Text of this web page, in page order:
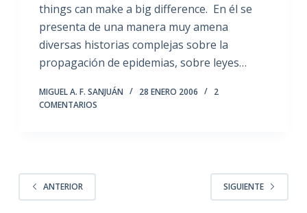
things can make a big difference. En él se
presenta de una manera muy amena
diversas historias complejas sobre la
propagación de epidemias, sobre leyes…
MIGUEL A. F. SANJUÁN 28 ENERO 2006
2
COMENTARIOS
ANTERIOR SIGUIENTE